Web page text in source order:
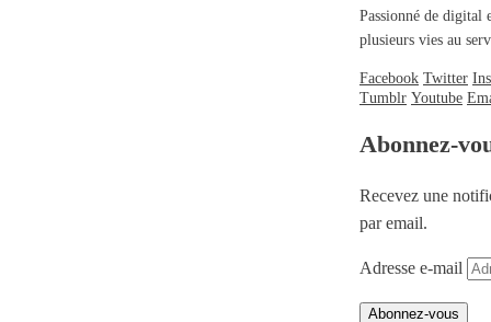
Passionné de digital
plusieurs vies au
Facebook Twitter
Tumblr Youtube
Abonnez-
Recevez une
par email.
Adresse e-mail
Abonnez-vous